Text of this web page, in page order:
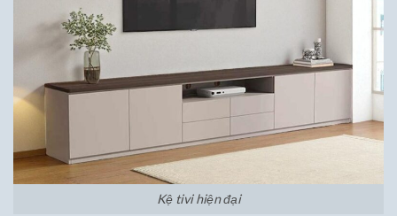
Kệ tivi hiện đại